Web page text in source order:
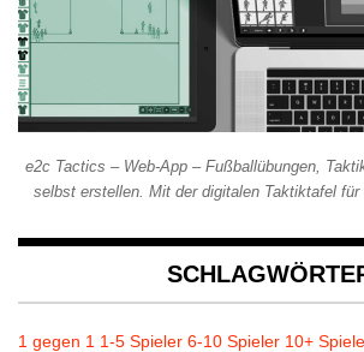
e2c Tactics – Web-App – Fußballübungen,
selbst erstellen. Mit der digitalen Taktiktafel für
1 gegen 1 1-5 Spieler 6-10 Spieler 10+